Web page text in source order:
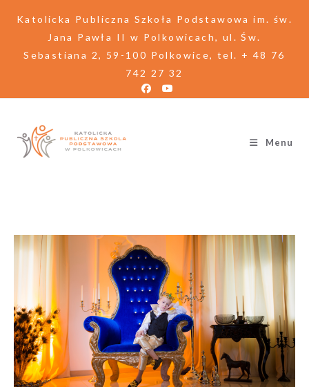
Katolicka Publiczna Szkoła Podstawowa im. św.
Jana Pawła II w Polkowicach, ul. Św.
Sebastiana 2, 59-100 Polkowice, tel. + 48 76
742 27 32
Menu